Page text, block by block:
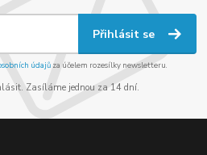
Přihlásit se
údajůza účelem rozesílky newsletteru.
Zasíláme jednou za 14 dní.